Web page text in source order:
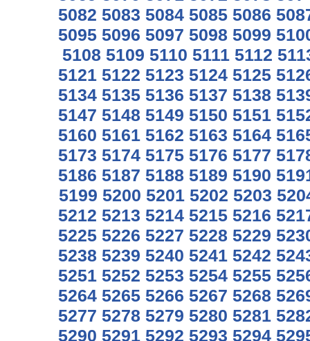
5082 5083 5084 5085 5086
5095 5096 5097 5098 5099
5108 5109 5110 5111 5112
5121 5122 5123 5124 5125
5134 5135 5136 5137 5138
5147 5148 5149 5150 5151
5160 5161 5162 5163 5164
5173 5174 5175 5176 5177
5186 5187 5188 5189 5190
5199 5200 5201 5202 5203
5212 5213 5214 5215 5216
5225 5226 5227 5228 5229
5238 5239 5240 5241 5242
5251 5252 5253 5254 5255
5264 5265 5266 5267 5268
5277 5278 5279 5280 5281
5290 5291 5292 5293 5294